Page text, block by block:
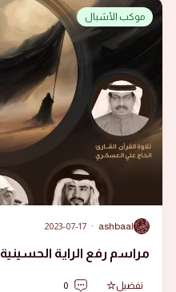
موكب الأشبال
A
ashbaal
·
2023-07-17
مراسم رفع الراية الحسينية 1445 هجرية
تفضيل 0